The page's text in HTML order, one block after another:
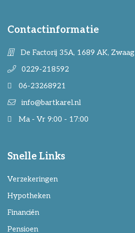
Contactinformatie
De Factorij 35A, 1689 AK, Zwaag
0229-218592
06-23268921
info@bartkarel.nl
Ma - Vr 9:00 - 17:00
Snelle Links
Verzekeringen
Hypotheken
Financiën
Pensioen